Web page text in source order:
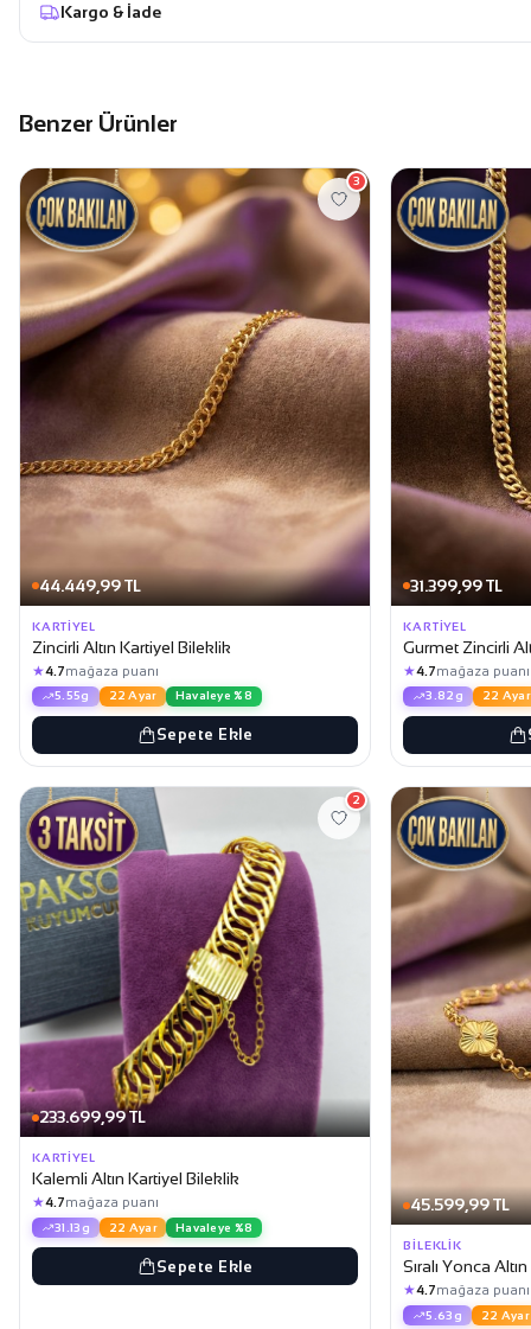
Kargo & İade
Benzer Ürünler
44.449,99 TL
3
KARTIYEL
Zincirli Altın Kartiyel Bileklik
★4.7mağaza puanı
5.55g 22 Ayar Havaleye %8
Sepete Ekle
31.399,99 TL
KARTIYEL
Gurmet Zincirli
★4.7mağaza puanı
3.82g 22 Ayar
233.699,99 TL
2
KARTIYEL
Kalemli Altın Kartiyel Bileklik
★4.7mağaza puanı
31.13g 22 Ayar Havaleye %8
Sepete Ekle
45.599,99 TL
BILEKLIK
Sıralı Yonca
★4.7mağaza puanı
5.63g 22 Ayar